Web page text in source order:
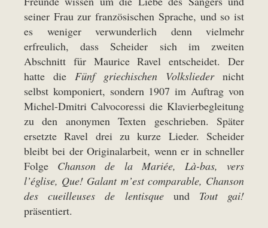
seiner Frau zur französischen Sprache, und so ist
es weniger verwunderlich denn vielmehr
erfreulich, dass Scheider sich im zweiten
Abschnitt für Maurice Ravel entscheidet. Der
hatte die Fünf griechischen Volksliedernicht
selbst komponiert, sondern 1907 im Auftrag von
Michel-Dmitri Calvocoressi die Klavierbegleitung
zu den anonymen Texten geschrieben. Später
ersetzte Ravel drei zu kurze Lieder. Scheider
bleibt bei der Originalarbeit, wenn er in schneller
Folge Chanson de la Mariée, Là-bas, vers
l’église, Que! Galant m’est comparable, Chanson
des cueilleuses de lentisqueund Tout gai!
präsentiert.